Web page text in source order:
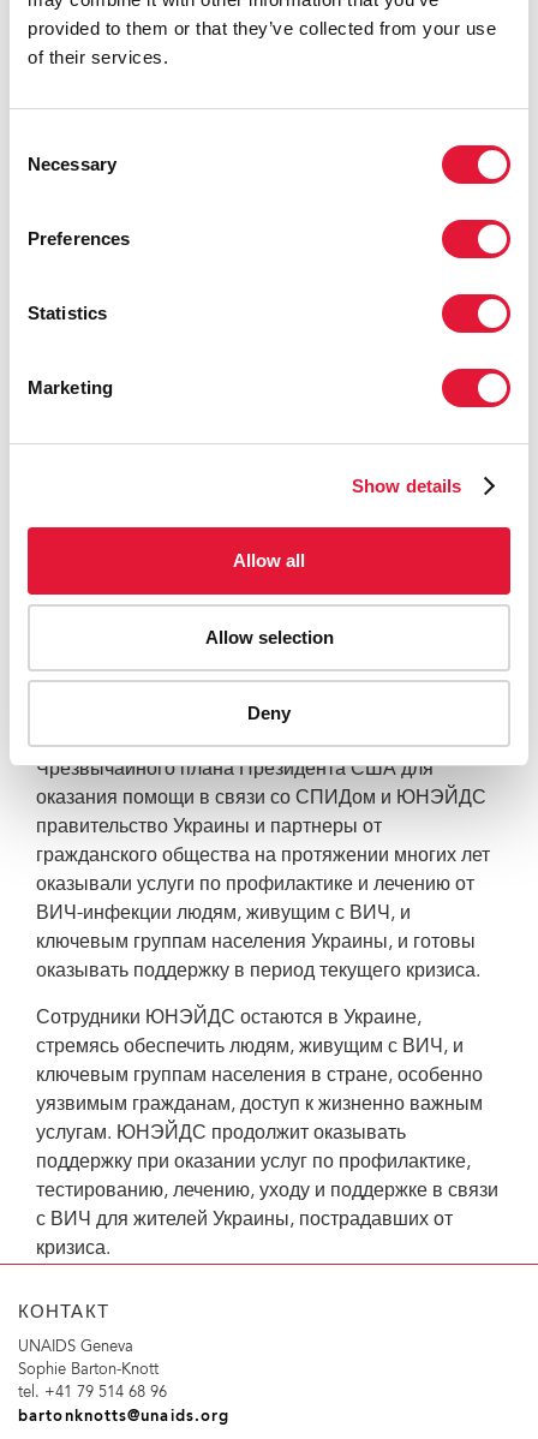
provided to them or that they’ve collected from your use
of their services.
Selection
Necessary
Preferences
Statistics
Marketing
Show details
Allow all
Allow selection
Deny
усилия и достигнутые результаты в рамках
противодействия ВИЧ оказываются под угрозой,
жизней.
Право на здоровье и доступ к услугам, связанным с
гражданского общества и их клиенты не должны
военные действия повлияли на всех жителей
Украины, но, вероятно, особенно тяжело будет
населения, включая людей, употребляющих
других мужчин, имеющих половые отношения с
организации, стремится поддерживать и без того
«такого количества смертей, разрушений и
вынужденного переселения» из-за военных
действий.
При поддержке Глобального фонда для борьбы со
СПИДом, туберкулезом и малярией, организации
Чрезвычайного плана Президента США для
оказания помощи в связи со СПИДом и ЮНЭЙДС
правительство Украины и партнеры от
гражданского общества на протяжении многих лет
оказывали услуги по профилактике и лечению от
ВИЧ-инфекции людям, живущим с ВИЧ, и
ключевым группам населения Украины, и готовы
оказывать поддержку в период текущего кризиса.
Сотрудники ЮНЭЙДС остаются в Украине,
стремясь обеспечить людям, живущим с ВИЧ, и
ключевым группам населения в стране, особенно
уязвимым гражданам, доступ к жизненно важным
услугам. ЮНЭЙДС продолжит оказывать
поддержку при оказании услуг по профилактике,
тестированию, лечению, уходу и поддержке в связи
с ВИЧ для жителей Украины, пострадавших от
кризиса.
КОНТАКТ
UNAIDS Geneva
Sophie Barton-Knott
tel. +41 79 514 68 96
bartonknotts@unaids.org